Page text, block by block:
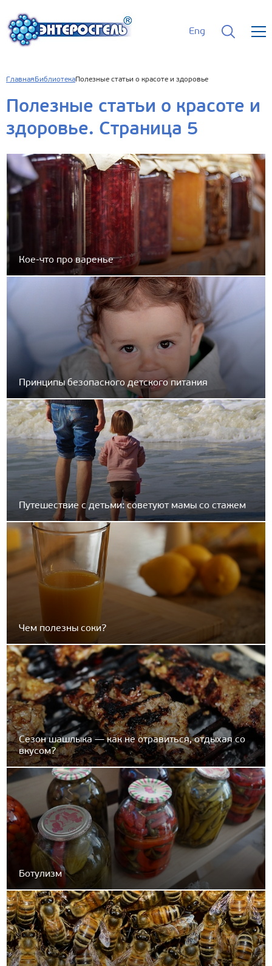
Eng
Главная БиблиотекаПолезные статьи о красоте и здоровье
Полезные статьи о красоте и
здоровье. Cтраница 5
Кое-что про варенье
Принципы безопасного детского питания
Путешествие с детьми: советуют мамы со стажем
Чем полезны соки?
Сезон шашлыка — как не отравиться, отдыхая со
вкусом?
Ботулизм